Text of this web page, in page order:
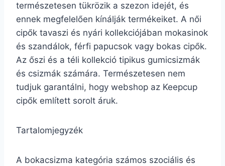
természetesen tükrözik a szezon idejét, és
ennek megfelelően kínálják termékeiket. A női
cipők tavaszi és nyári kollekciójában mokasinok
és szandálok, férfi papucsok vagy bokas cipők.
Az őszi és a téli kollekció tipikus gumicsizmák
és csizmák számára. Természetesen nem
tudjuk garantálni, hogy webshop az Keepcup
cipők említett sorolt áruk.
Tartalomjegyzék
A bokacsizma kategória számos szociális és